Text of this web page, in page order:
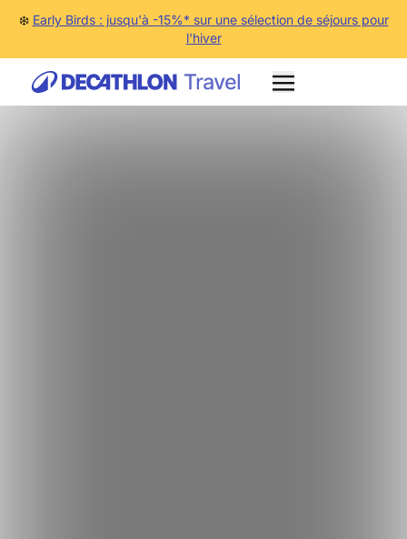
❄️ Early Birds : jusqu'à -15%* sur une sélection de séjours pour
l'hiver